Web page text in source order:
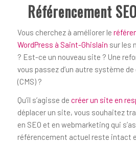
Référencement
Vous cherchez à améliorer le
WordPress à Saint-Ghislain sur les
? Est-ce un nouveau site ? Une
vous passez d’un autre système
(CMS) ?
Qu’il s’agisse de créer un site en
déplacer un site, vous souhaitez
en SEO et en webmarketing qui
référencement actuel reste intact